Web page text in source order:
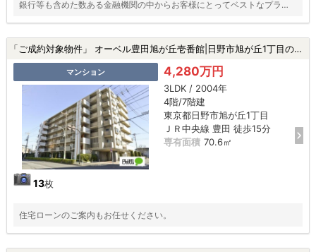
銀行等も含めた数ある金融機関の中からお客様にとってベストなプラン
「ご成約対象物件」 オーベル豊田旭が丘壱番館|日野市旭が丘1丁目の中古マンション
マンション
13枚
4,280万円
3LDK / 2004年
4階/7階建
東京都日野市旭が丘1丁目
ＪＲ中央線 豊田 徒歩15分
専有面積 70.6㎡
住宅ローンのご案内もお任せください。